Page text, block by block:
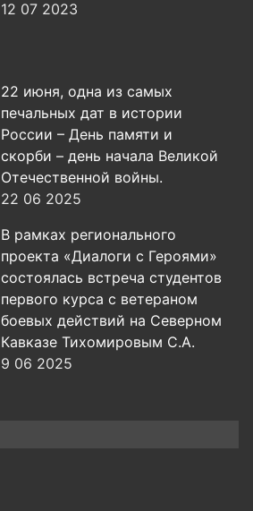
12 07 2023
22 июня, одна из самых
печальных дат в истории
России – День памяти и
скорби – день начала Великой
Отечественной войны.
22 06 2025
В рамках регионального
проекта «Диалоги с Героями»
состоялась встреча студентов
первого курса с ветераном
боевых действий на Северном
Кавказе Тихомировым С.А.
9 06 2025